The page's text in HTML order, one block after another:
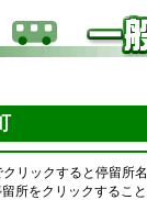
リックすると停留所
留所をクリックするこ